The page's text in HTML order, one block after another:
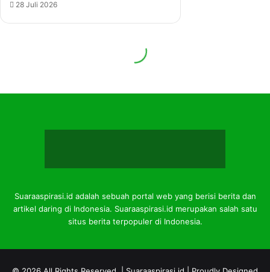
Suaraaspirasi.id adalah sebuah portal web yang berisi berita dan
artikel daring di Indonesia. Suaraaspirasi.id merupakan salah satu
situs berita terpopuler di Indonesia.